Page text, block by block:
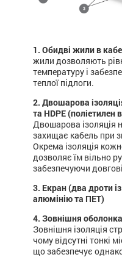
1. Обидві жили в
жили дозволяють
температуру і
теплої підлоги.
2. Двошарова
та HDPE (поліетилен
Двошарова ізоляція
захищає кабель при
Окрема ізоляція
дозволяє їм вільно
забезпечуючи
3. Екран (два дроти
алюмінію та ПЕТ)
4. Зовнішня
Зовнішня ізоляція
чому відсутні тонкі
що забезпечує